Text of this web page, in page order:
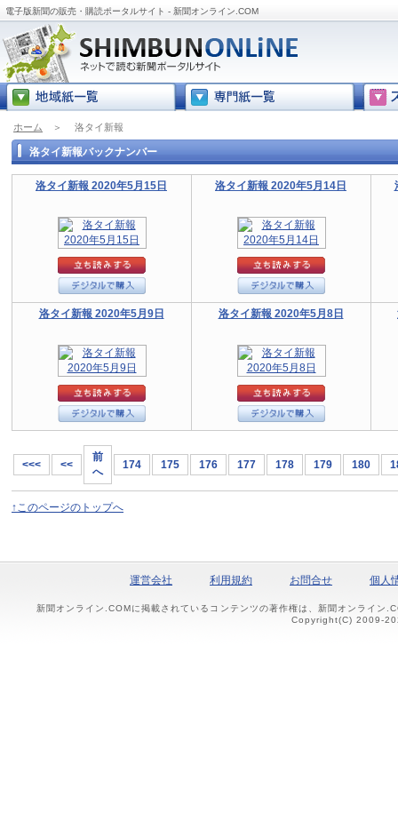
電子版新聞の販売・購読ポータルサイト - 新聞オンライン.COM
ホーム ＞ 洛タイ新報
洛タイ新報バックナンバー
洛タイ新報 2020年5月15日 洛タイ新報 2020年5月14日
洛タイ新報 2020年5月9日 洛タイ新報 2020年5月8日
<<< <<
前
へ
174 175 176 177 178 179 180
↑このページのトップへ
運営会社 利用規約 お問合せ 個人
新聞オンライン.COMに掲載されているコンテンツの著作権は、新聞オンライン
Copyright(C) 2009-